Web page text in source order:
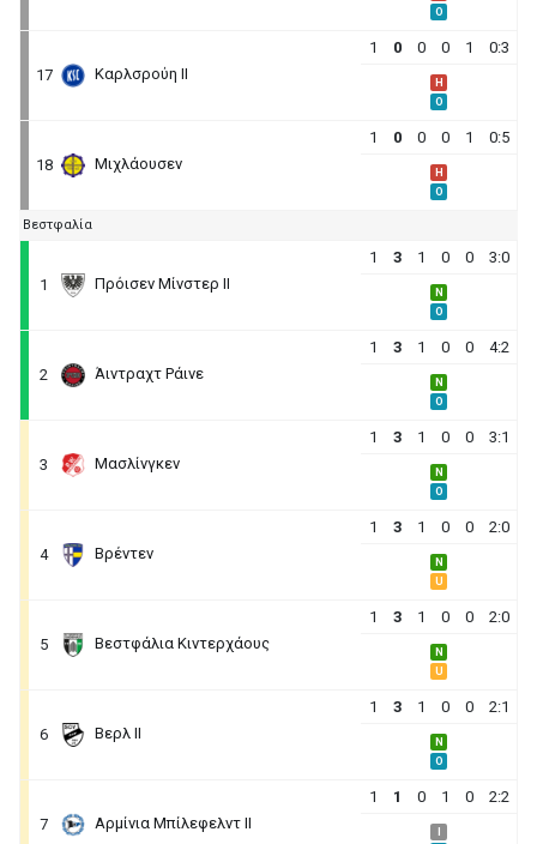
O
17 Καρλσρούη ΙΙ
1 0 0 0 1 0:3
H
O
18 Μιχλάουσεν
1 0 0 0 1 0:5
H
O
Βεστφαλία
1 Πρόισεν Μίνστερ ΙΙ
1 3 1 0 0 3:0
N
O
2 Άιντραχτ Ράινε
1 3 1 0 0 4:2
N
O
3 Μασλίνγκεν
1 3 1 0 0 3:1
N
O
4 Βρέντεν
1 3 1 0 0 2:0
N
U
5 Βεστφάλια Κιντερχάους
1 3 1 0 0 2:0
N
U
6 Βερλ ΙΙ
1 3 1 0 0 2:1
N
O
7 Αρμίνια Μπίλεφελντ ΙΙ
1 1 0 1 0 2:2